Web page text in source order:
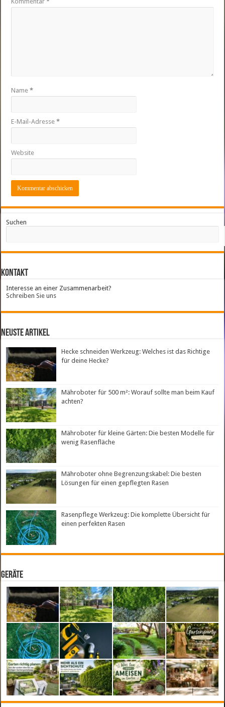
Name*
E-Mail-Adresse*
Website
Suchen
Kontakt
Interesse an einer Zusammenarbeit?
Schreiben Sie uns
neuste Artikel
Hecke schneiden Werkzeug: Welches ist das Richtige
für deine Hecke?
Mähroboter für 500 m²: Worauf sollte man beim Kauf
achten?
Mähroboter für kleine Gärten: Die besten Modelle für
wenig Rasenfläche
Mähroboter ohne Begrenzungskabel: Die besten
Lösungen für einen gepflegten Rasen
Rasenpflege Werkzeug: Die komplette Übersicht für
einen perfekten Rasen
Geräte